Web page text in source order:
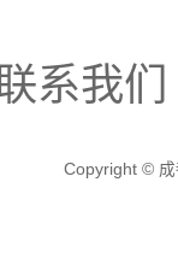
系我们
Copyright © 成